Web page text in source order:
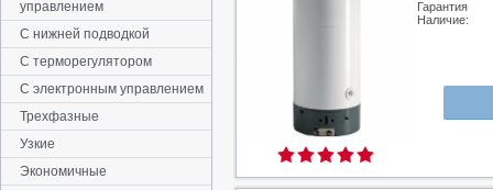
Гарантия
Наличие:
управлением
С нижней подводкой
С терморегулятором
С электронным управлением
Трехфазные
Узкие
Экономичные